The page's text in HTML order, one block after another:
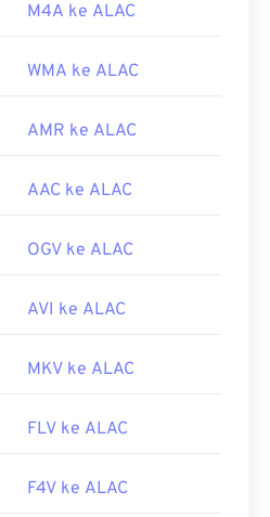
M4A ke ALAC
WMA ke ALAC
AMR ke ALAC
AAC ke ALAC
OGV ke ALAC
AVI ke ALAC
MKV ke ALAC
FLV ke ALAC
F4V ke ALAC